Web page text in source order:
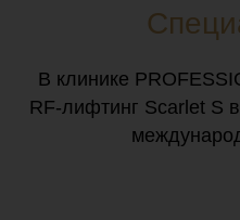
В клинике
RF-лифтинг Scarlet S